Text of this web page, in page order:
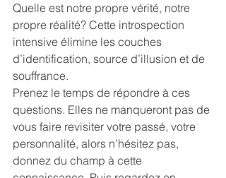
Quelle est notre propre vérité, notre
propre réalité? Cette introspection
intensive élimine les couches
d’identification, source d’illusion et de
souffrance.
Prenez le temps de répondre à ces
questions. Elles ne manqueront pas de
vous faire revisiter votre passé, votre
personnalité, alors n’hésitez pas,
donnez du champ à cette